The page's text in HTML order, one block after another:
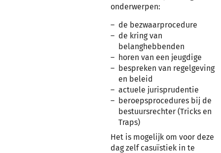
onderwerpen:
de bezwaarprocedure
de kring van
belanghebbenden
horen van een jeugdige
bespreken van regelgeving
en beleid
actuele jurisprudentie
beroepsprocedures bij de
bestuursrechter (Tricks en
Traps)
Het is mogelijk om voor deze
dag zelf casuïstiek in te